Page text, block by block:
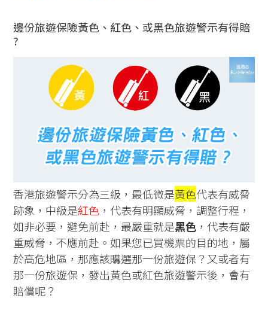
邊份旅遊保險黃色、紅色、或黑色旅遊警示有得賠
?
香港旅遊警示分為三級，最低微是黃色代表有威脅
跡象，中級是紅色 ，代表有明顯威脅，調整行程，
如非必要，避免前赴，最嚴重就是黑色 ，代表有嚴
重威脅，不應前赴。如果您已買機票的目的地，屬
於高危地區，那應該購選那一份旅遊保？又或者有
那一份旅遊保，發出黃色或紅色旅遊警示後，會有
賠償呢？